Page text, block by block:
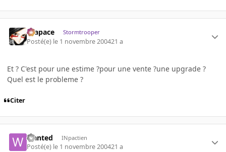
Krapace Stormtrooper
Posté(e) le 1 novembre 200421 a
Et ? C'est pour une estime ?pour une vente ?une upgrade ?
Quel est le probleme ?
Citer
wanted INpactien
Posté(e) le 1 novembre 200421 a